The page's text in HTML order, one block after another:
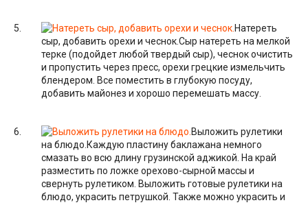
Натереть
сыр, добавить орехи и чеснок.Сыр натереть на мелкой
терке (подойдет любой твердый сыр), чеснок очистить
и пропустить через пресс, орехи грецкие измельчить
блендером. Все поместить в глубокую посуду,
добавить майонез и хорошо перемешать массу.
Выложить рулетики
на блюдо. Каждую пластину баклажана немного
смазать во всю длину грузинской аджикой. На край
разместить по ложке орехово-сырной массы и
свернуть рулетиком. Выложить готовые рулетики на
блюдо, украсить петрушкой. Также можно украсить и